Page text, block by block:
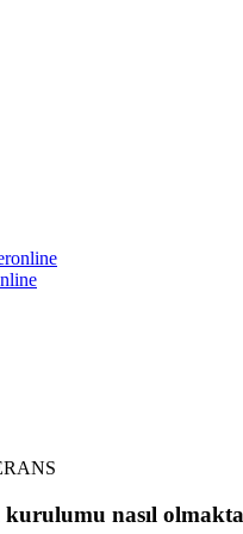
nasıl